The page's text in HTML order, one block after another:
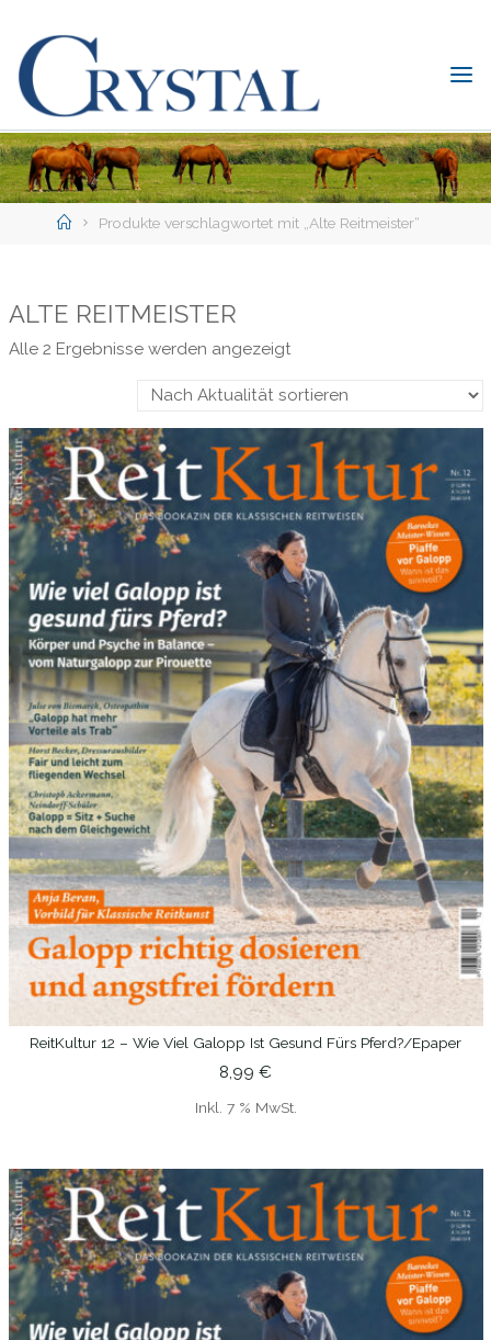
content
Crystal
Verlag
DER
ONLINE-
SHOP
HomeProdukte verschlagwortet mit „Alte Reitmeister“
ALTE REITMEISTER
Alle 2 Ergebnisse werden angezeigtNach
sortiert
IN DEN WARENKORB
ReitKultur 12 – Wie Viel Galopp Ist Gesund Fürs Pferd?/epaper
8,99 €
Inkl. 7 % MwSt.